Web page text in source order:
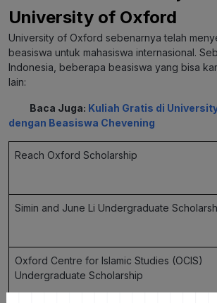
University of Oxford
University of Oxford sebenarnya telah
beasiswa untuk mahasiswa internasional.
Indonesia, beberapa beasiswa yang bisa
lain:
Baca Juga: Kuliah Gratis di
dengan Beasiswa Chevening
Reach Oxford Scholarship
Simin and June Li Undergraduate
Oxford Centre for Islamic Studies (OCIS)
Undergraduate Scholarship